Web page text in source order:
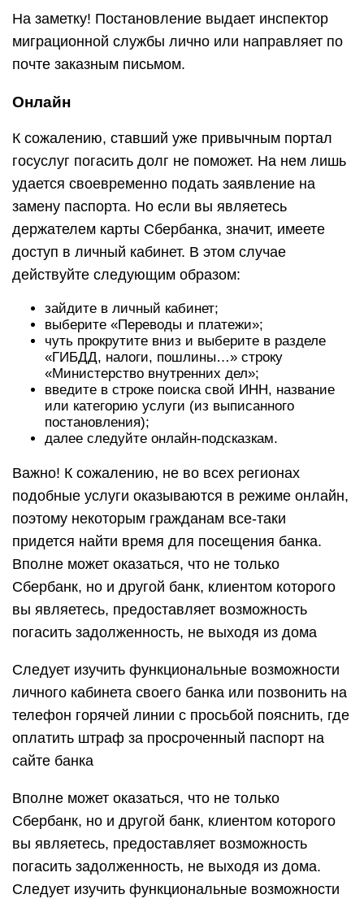
На заметку! Постановление выдает инспектор
миграционной службы лично или направляет по
почте заказным письмом.
Онлайн
К сожалению, ставший уже привычным портал
госуслуг погасить долг не поможет. На нем лишь
удается своевременно подать заявление на
замену паспорта. Но если вы являетесь
держателем карты Сбербанка, значит, имеете
доступ в личный кабинет. В этом случае
действуйте следующим образом:
зайдите в личный кабинет;
выберите «Переводы и платежи»;
чуть прокрутите вниз и выберите в разделе
«ГИБДД, налоги, пошлины…» строку
«Министерство внутренних дел»;
введите в строке поиска свой ИНН, название
или категорию услуги (из выписанного
постановления);
далее следуйте онлайн-подсказкам.
Важно! К сожалению, не во всех регионах
подобные услуги оказываются в режиме онлайн,
поэтому некоторым гражданам все-таки
придется найти время для посещения банка.
Вполне может оказаться, что не только
Сбербанк, но и другой банк, клиентом которого
вы являетесь, предоставляет возможность
погасить задолженность, не выходя из дома
Следует изучить функциональные возможности
личного кабинета своего банка или позвонить на
телефон горячей линии с просьбой пояснить, где
оплатить штраф за просроченный паспорт на
сайте банка
Вполне может оказаться, что не только
Сбербанк, но и другой банк, клиентом которого
вы являетесь, предоставляет возможность
погасить задолженность, не выходя из дома.
Следует изучить функциональные возможности